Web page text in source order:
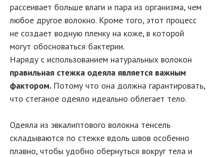
рассеивает больше влаги и пара из организма, чем
любое другое волокно. Кроме того, этот процесс
не создает водную пленку на коже, в которой
могут обосноваться бактерии.
Наряду с использованием натуральных волокон
правильная стежка одеяла является важным
фактором. Потому что она должна гарантировать,
что стеганое одеяло идеально облегает тело.
Одеяла из эвкалиптового волокна тенсель
складываются по стежке вдоль швов особенно
плавно, чтобы удобно обернуться вокруг тела и